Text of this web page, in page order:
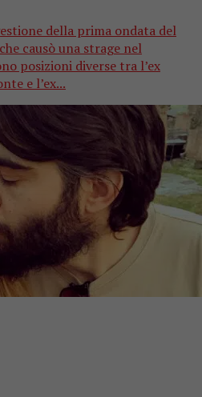
della prima ondata del
causò una strage nel
posizioni diverse tra l’ex
e l’ex...